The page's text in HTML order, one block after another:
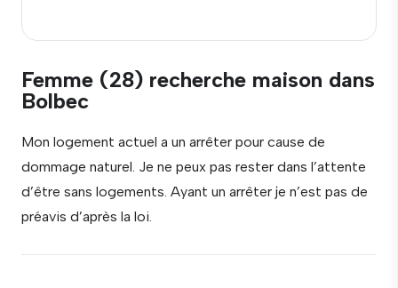
Femme (28) recherche maison dans
Bolbec
Mon logement actuel a un arrêter pour cause de
dommage naturel. Je ne peux pas rester dans l’attente
d’être sans logements. Ayant un arrêter je n’est pas de
préavis d’après la loi.